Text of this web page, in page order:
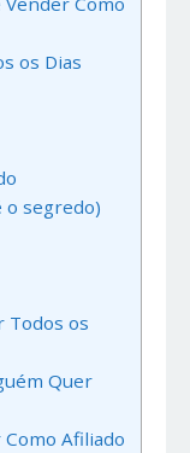
os Dias
o segredo)
Todos os
Quer
Afiliado